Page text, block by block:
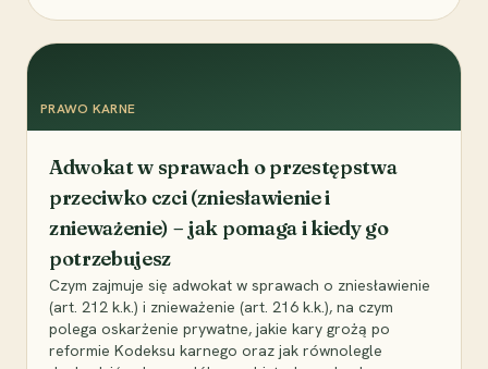
PRAWO KARNE
Adwokat w sprawach o przestępstwa
przeciwko czci (zniesławienie i
znieważenie) – jak pomaga i kiedy go
potrzebujesz
Czym zajmuje się adwokat w sprawach o zniesławienie
(art. 212 k.k.) i znieważenie (art. 216 k.k.), na czym
polega oskarżenie prywatne, jakie kary grożą po
reformie Kodeksu karnego oraz jak równolegle